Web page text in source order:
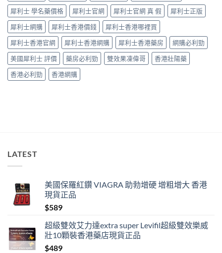
藥
師：
九
成
「冇
效」
投
訴，
其
實
掂〉
犀利士 學名藥價格
犀利士官網 犀利士官網 真 假
犀利士正版
犀利士網購
犀利士香港價錢
犀利士香港哪裡買
犀利士香港官網
犀利士香港網購 犀利士香港藥房
網購必利勁
美國犀利士 評價
藥房必利勁 雙效果凍偉哥
香港壯陽藥
香港必利勁
香港網購
LATEST
美國保羅紅鑽 VIAGRA 助勃增硬 增粗增大 香港
現貨正品
$589
超級雙效艾力達extra super Levifil超級雙效樂威
壯10顆裝香港藥店現貨正品
$489